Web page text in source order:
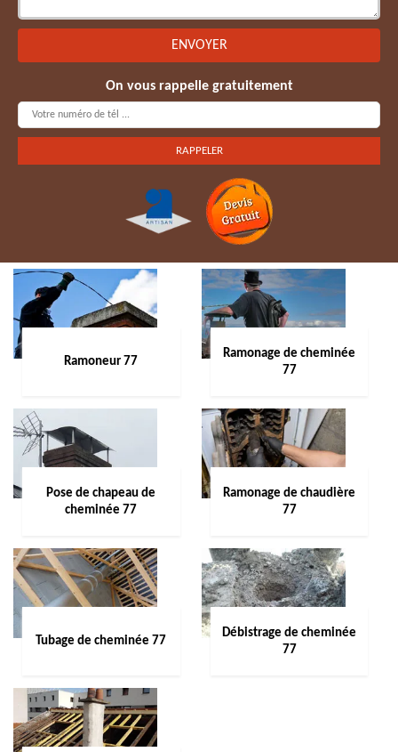
On vous rappelle gratuitement
Ramoneur 77
Ramonage de cheminée
77
Pose de chapeau de
cheminée 77
Ramonage de chaudière
77
Tubage de cheminée 77
Débistrage de cheminée
77